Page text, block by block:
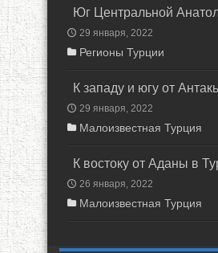
Юг Центральной
29 января, 2022
Регионы Турции
К западу и югу от
29 января, 2022
Малоизвестная Турция
К востоку от Аданы в
26 января, 2022
Малоизвестная Турция